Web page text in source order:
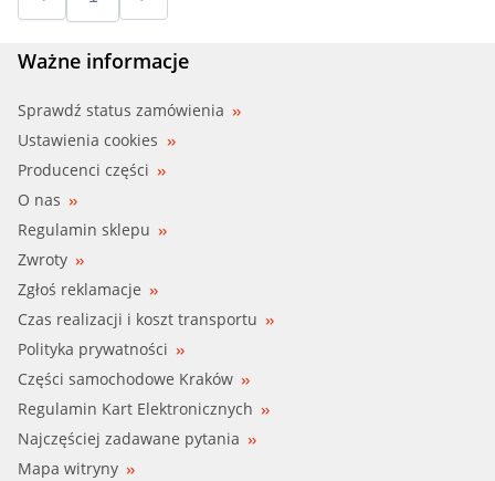
Ważne informacje
Sprawdź status zamówienia
Ustawienia cookies
Producenci części
O nas
Regulamin sklepu
Zwroty
Zgłoś reklamacje
Czas realizacji i koszt transportu
Polityka prywatności
Części samochodowe Kraków
Regulamin Kart Elektronicznych
Najczęściej zadawane pytania
Mapa witryny